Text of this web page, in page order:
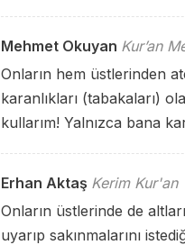
Mehmet Okuyan Kur’an
Onların hem üstlerinden
karanlıkları (tabakaları)
kullarım! Yalnızca bana
Erhan Aktaş Kerim Kur'an
Onların üstlerinde de
uyarıp sakınmalarını